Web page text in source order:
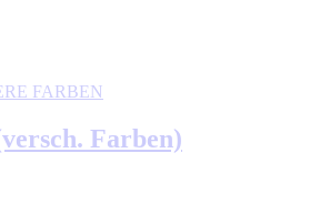
FARBEN
Farben)